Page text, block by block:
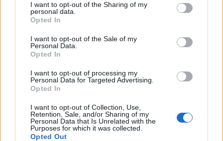
I want to opt-out of the Sharing of my
personal data.
Opted In
I want to opt-out of the Sale of my
Personal Data.
Opted In
I want to opt-out of processing my
Personal Data for Targeted Advertising.
Opted In
I want to opt-out of Collection, Use,
Retention, Sale, and/or Sharing of my
Personal Data that Is Unrelated with the
Purposes for which it was collected.
Opted Out
Anonimi
31 Luglio 2026